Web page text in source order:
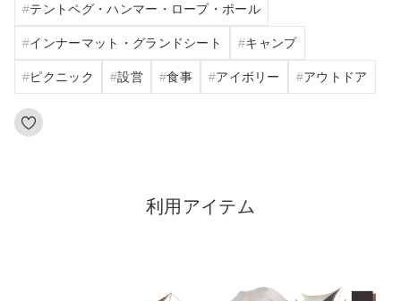
テントペグ・ハンマー・ロープ・ポール
インナーマット・グランドシート キャンプ
ピクニック 設営 食事 アイボリー アウトドア
利用アイテム